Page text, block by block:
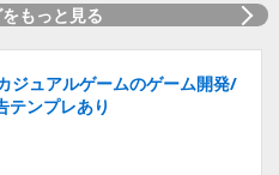
もっと見る
ジュアルゲームのゲーム開発/
テンプレあり